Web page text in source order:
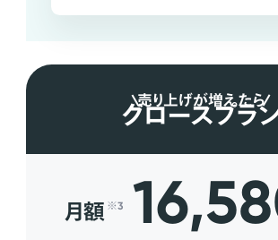
売り上げが増えたら
グロースプラ
月額 ※3